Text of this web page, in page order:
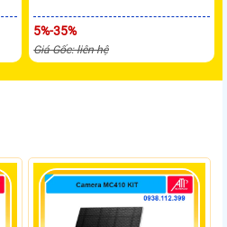
5%-35%
Giá Gốc: liên hệ